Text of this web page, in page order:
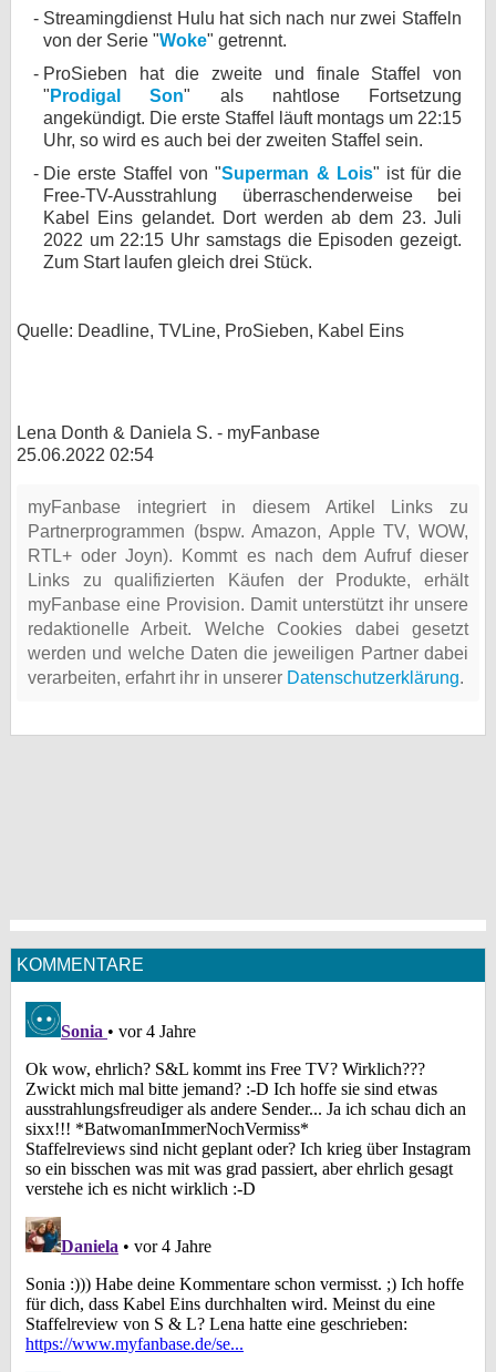
Streamingdienst Hulu hat sich nach nur zwei Staffeln
von der Serie "Woke" getrennt.
ProSieben hat die zweite und finale Staffel von
" Prodigal Son" als nahtlose Fortsetzung
angekündigt. Die erste Staffel läuft montags um 22:15
Uhr, so wird es auch bei der zweiten Staffel sein.
Die erste Staffel von "Superman & Lois" ist für die
Free-TV-Ausstrahlung überraschenderweise bei
Kabel Eins gelandet. Dort werden ab dem 23. Juli
2022 um 22:15 Uhr samstags die Episoden gezeigt.
Zum Start laufen gleich drei Stück.
Quelle: Deadline, TVLine, ProSieben, Kabel Eins
Lena Donth & Daniela S. - myFanbase
25.06.2022 02:54
myFanbase integriert in diesem Artikel Links zu
Partnerprogrammen (bspw. Amazon, Apple TV, WOW,
RTL+ oder Joyn). Kommt es nach dem Aufruf dieser
Links zu qualifizierten Käufen der Produkte, erhält
myFanbase eine Provision. Damit unterstützt ihr unsere
redaktionelle Arbeit. Welche Cookies dabei gesetzt
werden und welche Daten die jeweiligen Partner dabei
verarbeiten, erfahrt ihr in unserer Datenschutzerklärung.
KOMMENTARE